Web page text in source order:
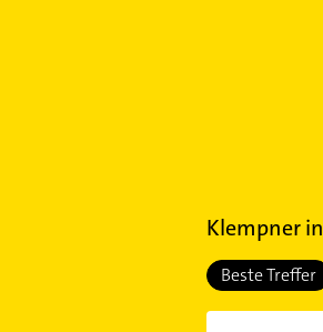
Klempnerin
Beste Treffer